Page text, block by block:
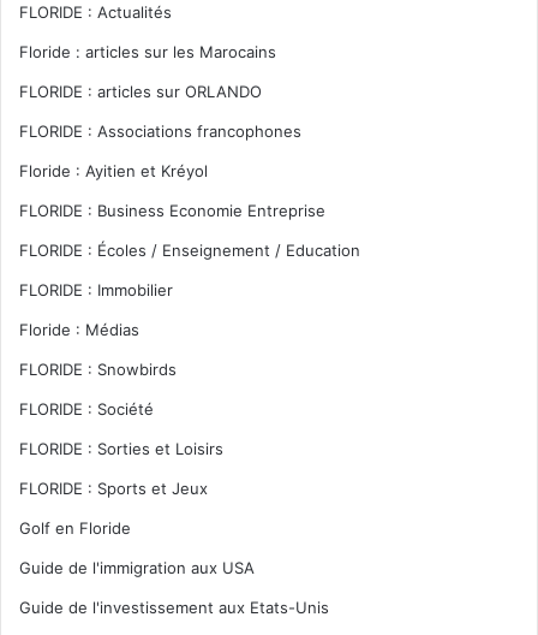
FLORIDE : Actualités
Floride : articles sur les Marocains
FLORIDE : articles sur ORLANDO
FLORIDE : Associations francophones
Floride : Ayitien et Kréyol
FLORIDE : Business Economie Entreprise
FLORIDE : Écoles / Enseignement / Education
FLORIDE : Immobilier
Floride : Médias
FLORIDE : Snowbirds
FLORIDE : Société
FLORIDE : Sorties et Loisirs
FLORIDE : Sports et Jeux
Golf en Floride
Guide de l'immigration aux USA
Guide de l'investissement aux Etats-Unis